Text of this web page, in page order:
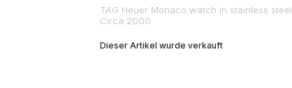
TAG Heuer Monaco watch in stainless steel
Circa 2000
Dieser Artikel wurde verkauft